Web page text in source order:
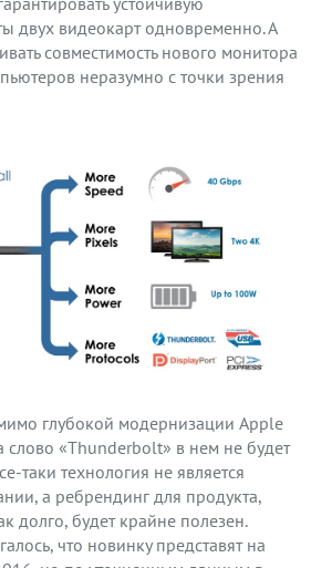
двух видеокарт одновременно. А
совместимость нового монитора
неразумно с точки зрения
глубокой модернизации Apple
слово «Thunderbolt» в нем не будет
таки технология не является
а ребрендинг для продукта,
долго, будет крайне полезен.
что новинку представят на